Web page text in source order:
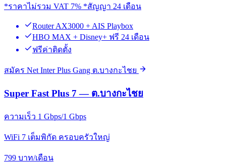
*ราคาไม่รวม VAT 7% *สัญญา 24 เดือน
Router AX3000 + AIS Playbox
HBO MAX + Disney+ ฟรี 24 เดือน
ฟรีค่าติดตั้ง
สมัคร Net Inter Plus Gang ต.บางกะไชย
Super Fast Plus 7 — ต.บางกะไชย
ความเร็ว 1 Gbps/1 Gbps
WiFi 7 เต็มพิกัด ครอบครัวใหญ่
799 บาท/เดือน